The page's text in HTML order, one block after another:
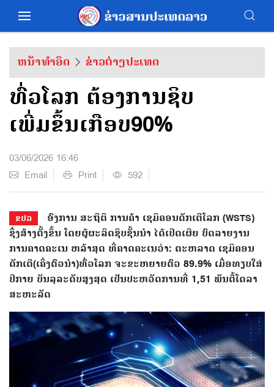
ຫນ້າທຳອິດ ຂ່າວຕ່າງປະເທດ
ທົ່ວໂລກ ຕ້ອງການຊິບ
ເພີ່ມຂຶ້ນເກືອບ90%
03/06/2026 16:46
Email
Print 592
ຂປລ
ອົງການ ສະຖິຕິ ການຄ້າ ເຊມິຄອນດັກເຕີໂລກ (WSTS)
ຊຶ່ງສ້າງຕັ້ງຂຶ້ນ ໂດຍຜູ້ຜະລິດຊິບຊັ້ນນຳ ໄດ້ເປີດເຜີຍ ບົດລາຍງານ
ການຄາດຄະເນ ຫລ້າສຸດ ທີ່ຄາດຄະເນວ່າ: ຕະຫລາດ ເຊມິຄອນ
ດັກເຕີ(ເຄິ່ງຕົວນຳ)ທົ່ວໂລກ ຈະຂະຫຍາຍຕົວ 89.9% ເມື່ອທຽບໃສ່
ປີກາຍ ບັນລຸລະດັບສູງສຸດ ເປັນປະຫວັດການທີ່ 1,51 ພັນຕື້ໂດລາ
ສະຫະລັດ